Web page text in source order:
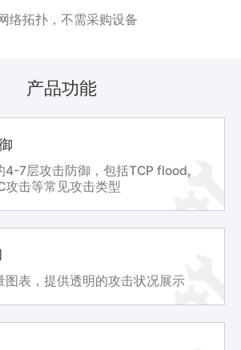
络拓扑，不需采购设备
产品功能
4-7层攻击防御，包括TCP flood,
攻击等常见攻击类型
图表，提供透明的攻击状况展示